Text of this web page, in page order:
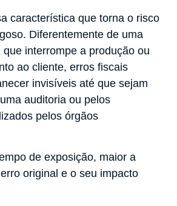
característica que torna o risco
Diferentemente de uma
interrompe a produção ou
ao cliente, erros fiscais
invisíveis até que sejam
auditoria ou pelos
pelos órgãos
de exposição, maior a
original e o seu impacto